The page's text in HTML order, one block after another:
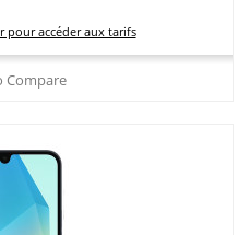
pour accéder aux tarifs
Compare